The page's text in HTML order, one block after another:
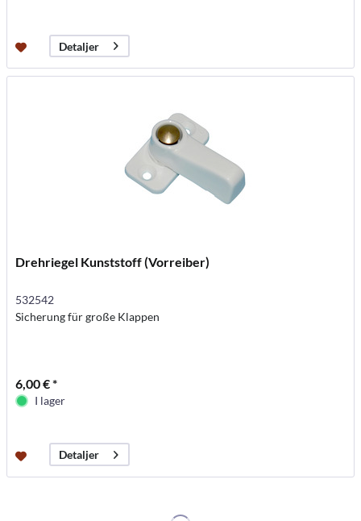
Detaljer
Drehriegel Kunststoff (Vorreiber)
532542
Sicherung für große Klappen
6,00 € *
I lager
Detaljer